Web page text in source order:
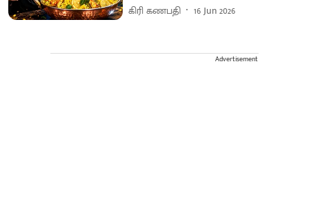
கிரி கணபதி 16 Jun 2026
Advertisement